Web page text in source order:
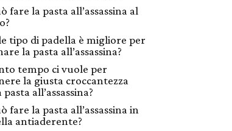
fare la pasta all’assassina al
tipo di padella è migliore per
la pasta all’assassina?
tempo ci vuole per
la giusta croccantezza
all’assassina?
fare la pasta all’assassina in
antiaderente?